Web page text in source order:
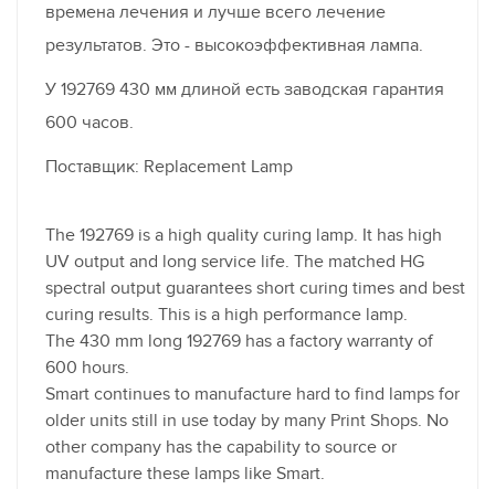
времена лечения и лучше всего лечение
результатов. Это - высокоэффективная лампа.
У 192769 430 мм длиной есть заводская гарантия
600 часов.
Поставщик: Replacement Lamp
The 192769 is a high quality curing lamp. It has high
UV output and long service life. The matched HG
spectral output guarantees short curing times and best
curing results. This is a high performance lamp.
The 430 mm long 192769 has a factory warranty of
600 hours.
Smart continues to manufacture hard to find lamps for
older units still in use today by many Print Shops. No
other company has the capability to source or
manufacture these lamps like Smart.